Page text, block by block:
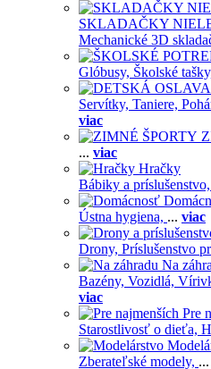
SKLADAČKY
Mechanické 3D
Glóbusy, Školské
Servítky, Taniere,
viac
... viac
Hračky
Bábiky a príslušenstvo,
Ústna hygiena, ... viac
Drony, Príslušenstvo
Na
Bazény, Vozidlá,
viac
Pre
Starostlivosť o dieťa,
Zberateľské modely, ...